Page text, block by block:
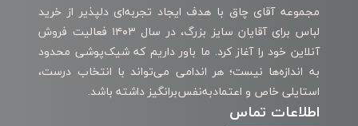
مجموعه آقای چاق با هدف ایجاد تجربه‌ای دلپذیر از خرید
لباس برای آقایان سایز بزرگ، در سال ۱۴۰۳ فعالیت فروش
آنلاین خود را آغاز کرد. ما باور داریم که شیک‌پوشی محدود
به اندازه‌ها نیست؛ هر اندامی می‌تواند با انتخاب درست،
استایلی خاص و اعتمادبه‌نفس‌برانگیز داشته باشد.
اطلاعات تماس